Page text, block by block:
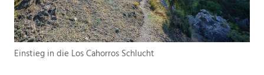
Einstieg in die Los Cahorros Schlucht